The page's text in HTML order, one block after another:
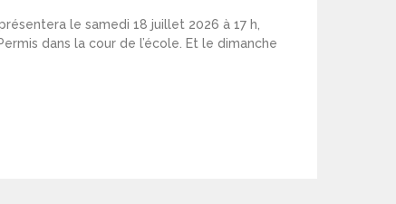
le samedi 18 juillet 2026 à 17 h,
dans la cour de l’école. Et le dimanche